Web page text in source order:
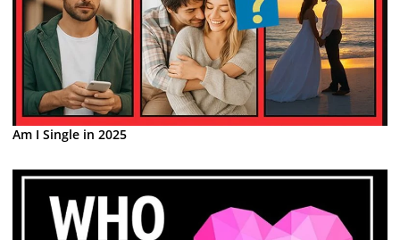
Am I Single in 2025